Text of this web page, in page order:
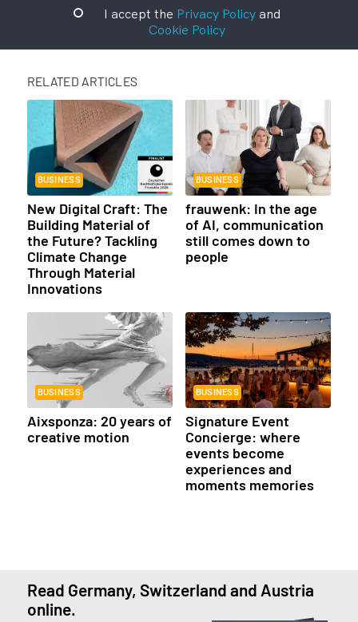
I accept the Privacy Policyand
Cookie Policy
RELATED ARTICLES
BUSINESS
New Digital Craft: The
Building Material of
the Future? Tackling
Climate Change
Through Material
Innovations
BUSINESS
frauwenk: In the age
of AI, communication
still comes down to
people
BUSINESS
Aixsponza: 20 years of
creative motion
BUSINESS
Signature Event
Concierge: where
events become
experiences and
moments memories
Read Germany, Switzerland and Austria
online.